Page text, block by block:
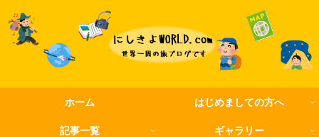
ホーム はじめましての方へ
記事一覧 ギャラリー